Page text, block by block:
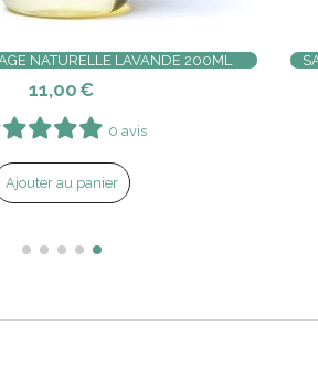
EAU DE PARFUM LAVANDE 50ML